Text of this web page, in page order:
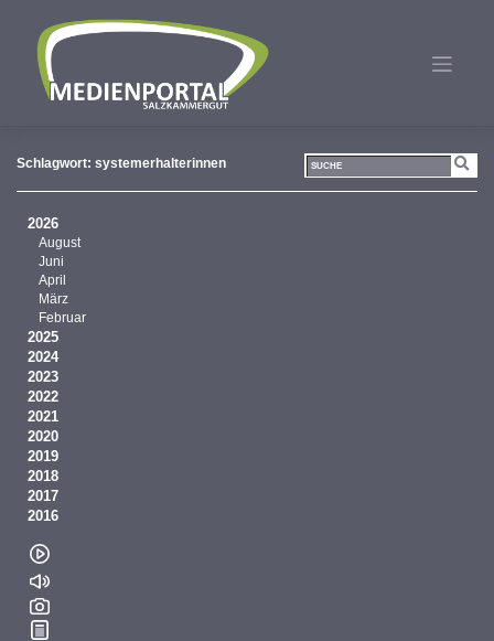
springen
Schlagwort: systemerhalterinnen
2026
August
Juni
April
März
Februar
2025
2024
2023
2022
2021
2020
2019
2018
2017
2016